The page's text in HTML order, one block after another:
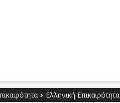
Ελληνική Επικαιρότητα